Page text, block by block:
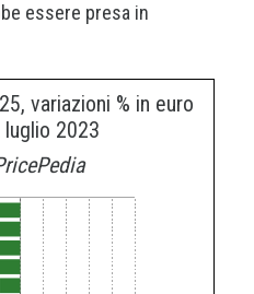
essere presa in
variazioni % in euro
2023